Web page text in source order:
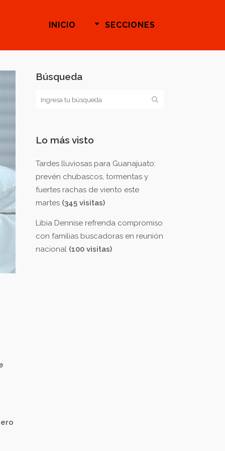
INICIO SECCIONES
Búsqueda
Lo más visto
Tardes lluviosas para Guanajuato:
prevén chubascos, tormentas y
fuertes rachas de viento este
martes (345 visitas)
Libia Dennise refrenda compromiso
con familias buscadoras en reunión
nacional (100 visitas)